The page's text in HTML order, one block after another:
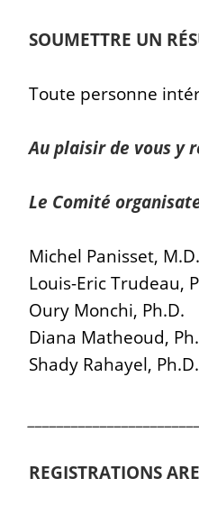
SOUMETTRE UN
Toute personne
Au plaisir de vous y
Le Comité
Michel Panisset, M.D.
Louis-Eric Trudeau,
Oury Monchi, Ph.D.
Diana Matheoud,
Shady Rahayel, Ph.D.
REGISTRATIONS